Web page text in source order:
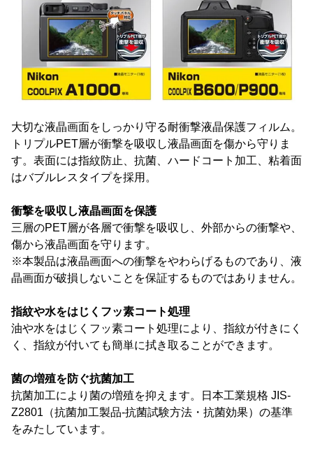
大切な液晶画面をしっかり守る耐衝撃液晶保護フィルム。
トリプルPET層が衝撃を吸収し液晶画面を傷から守りま
す。表面には指紋防止、抗菌、ハードコート加工、粘着面
はバブルレスタイプを採用。
衝撃を吸収し液晶画面を保護
三層のPET層が各層で衝撃を吸収し、外部からの衝撃や、
傷から液晶画面を守ります。
※本製品は液晶画面への衝撃をやわらげるものであり、液
晶画面が破損しないことを保証するものではありません。
指紋や水をはじくフッ素コート処理
油や水をはじくフッ素コート処理により、指紋が付きにく
く、指紋が付いても簡単に拭き取ることができます。
菌の増殖を防ぐ抗菌加工
抗菌加工により菌の増殖を抑えます。日本工業規格 JIS-
Z2801（抗菌加工製品-抗菌試験方法・抗菌効果）の基準
をみたしています。